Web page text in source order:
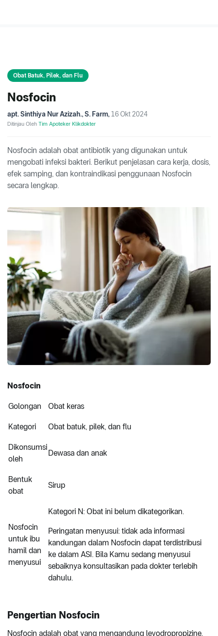
Obat Batuk, Pilek, dan Flu
Nosfocin
apt. Sinthiya Nur Azizah., S. Farm, 16 Okt 2024
Ditinjau Oleh Tim Apoteker Klikdokter
Nosfocin adalah obat antibiotik yang digunakan untuk
mengobati infeksi bakteri. Berikut penjelasan cara kerja, dosis,
efek samping, dan kontraindikasi penggunaan Nosfocin
secara lengkap.
Nosfocin
Golongan Obat keras
Kategori Obat batuk, pilek, dan flu
Dikonsumsi
oleh
Dewasa dan anak
Bentuk
obat
Sirup
Nosfocin
untuk ibu
hamil dan
menyusui
Kategori N: Obat ini belum dikategorikan.
Peringatan menyusui: tidak ada informasi
kandungan dalam Nosfocin dapat terdistribusi
ke dalam ASI. Bila Kamu sedang menyusui
sebaiknya konsultasikan pada dokter terlebih
dahulu.
Pengertian Nosfocin
Nosfocin adalah obat yang mengandung levodropropizine.